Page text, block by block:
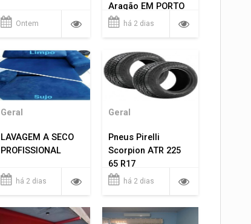
Ontem
Aragão EM PORTO
VELHO RO.
há 2 dias
Geral
LAVAGEM A SECO
PROFISSIONAL
há 2 dias
Geral
Pneus Pirelli
Scorpion ATR 225
65 R17
há 2 dias